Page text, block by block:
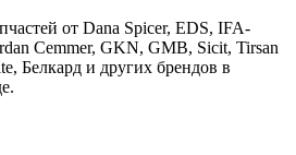
от Dana Spicer, EDS, IFA-
Cemmer, GKN, GMB, Sicit, Tirsan
Белкард и других брендов в